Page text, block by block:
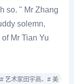
so. " Mr Zhang
solemn,
Mr Tian Yu
# 艺术家田宇高、 # 美